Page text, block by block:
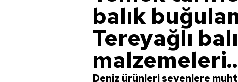
balık
Tereyağlı
Deniz ürünleri sevenlere